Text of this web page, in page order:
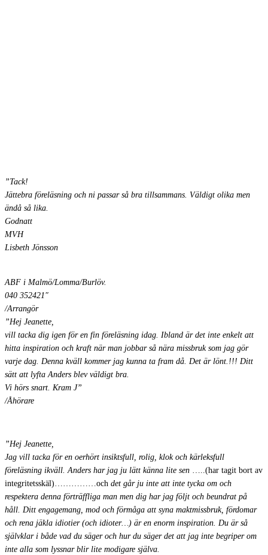
”Tack!
Jättebra föreläsning och ni passar så bra tillsammans. Väldigt olika men
ändå så lika.
Godnatt
MVH
Lisbeth Jönsson
ABF i Malmö/Lomma/Burlöv.
040 352421″
/Arrangör
”Hej Jeanette,
vill tacka dig igen för en fin föreläsning idag. Ibland är det inte enkelt att
hitta inspiration och kraft när man jobbar så nära missbruk som jag gör
varje dag. Denna kväll kommer jag kunna ta fram då. Det är lönt.!!! Ditt
sätt att lyfta Anders blev väldigt bra.
Vi hörs snart. Kram J”
/Åhörare
”Hej Jeanette,
Jag vill tacka för en oerhört insiktsfull, rolig, klok och kärleksfull
föreläsning ikväll. Anders har jag ju lätt känna lite sen …..(har tagit bort av
integritetsskäl)……………och det går ju inte att inte tycka om och
respektera denna förträffliga man men dig har jag följt och beundrat på
håll. Ditt engagemang, mod och förmåga att syna maktmissbruk, fördomar
och rena jäkla idiotier (och idioter…) är en enorm inspiration. Du är så
självklar i både vad du säger och hur du säger det att jag inte begriper om
inte alla som lyssnar blir lite modigare själva.